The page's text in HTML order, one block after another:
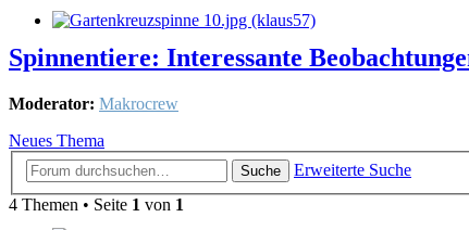
Spinnentiere: Interessante
Moderator: Makrocrew
Neues Thema
Suche
Erweiterte Suche
4 Themen • Seite 1 von 1